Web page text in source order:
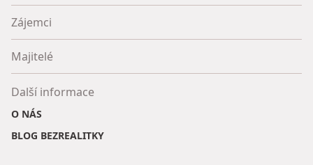
Zájemci
Majitelé
Další informace
O NÁS
BLOG BEZREALITKY